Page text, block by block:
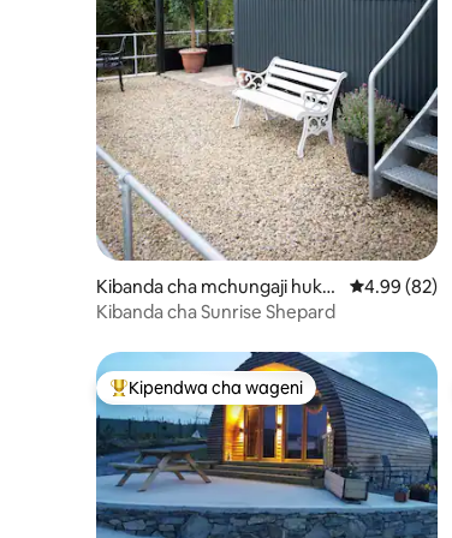
Kibanda cha mchungaji huko
Mid Ulster
Ukadiriaji
4.99 (82)
Kibanda cha Sunrise Shepard
Kipendwa maarufu cha wageni
Kipendwa cha wageni